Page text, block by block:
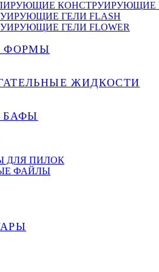
КОНСТРУИРУЮЩИЕ
ГЕЛИ FLASH
ГЕЛИ FLOWER
ФОРМЫ
ЖИДКОСТИ
БАФЫ
ДЛЯ ПИЛОК
ФАЙЛЫ